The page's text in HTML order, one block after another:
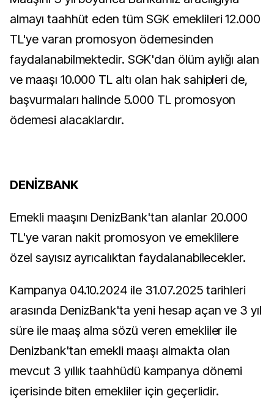
almayı taahhüt eden tüm SGK emeklileri 12.000
TL'ye varan promosyon ödemesinden
faydalanabilmektedir. SGK'dan ölüm aylığı alan
ve maaşı 10.000 TL altı olan hak sahipleri de,
başvurmaları halinde 5.000 TL promosyon
ödemesi alacaklardır.
DENİZBANK
Emekli maaşını DenizBank'tan alanlar 20.000
TL'ye varan nakit promosyon ve emeklilere
özel sayısız ayrıcalıktan faydalanabilecekler.
Kampanya 04.10.2024 ile 31.07.2025 tarihleri
arasında DenizBank'ta yeni hesap açan ve 3 yıl
süre ile maaş alma sözü veren emekliler ile
Denizbank'tan emekli maaşı almakta olan
mevcut 3 yıllık taahhüdü kampanya dönemi
içerisinde biten emekliler için geçerlidir.